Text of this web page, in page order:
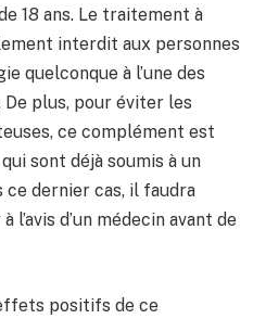
18 ans. Le traitement à
interdit aux personnes
quelconque à l’une des
plus, pour éviter les
ce complément est
sont déjà soumis à un
dernier cas, il faudra
d’un médecin avant de
positifs de ce